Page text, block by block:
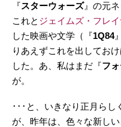
『スターウォーズ』の元
これと ジェイムズ・フレイ
した映画や文学（『1Q84
りあえずこれを出してお
した。あ、私はまだ『フ
が。
･･･と、いきなり正月らし
が、昨年は、色々な新し